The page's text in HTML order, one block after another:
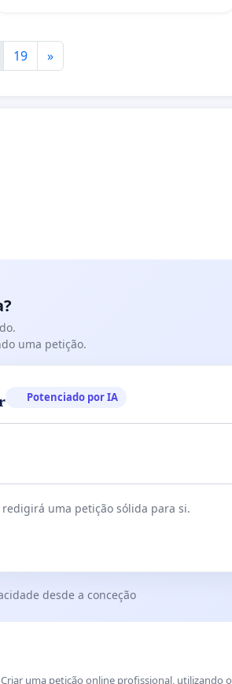
19 »
uma petição.
Potenciado por IA
uma petição sólida para si.
desde a conceção
uma petição online profissional, utilizando o